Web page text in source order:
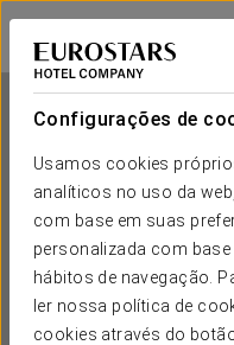
Configurações de
Usamos cookies
analíticos no uso da
com base em suas
personalizada com
hábitos de navegação.
ler nossa política de
cookies através do
Exe Hotel Cataratas
PORTO IGUAÇU
Exe